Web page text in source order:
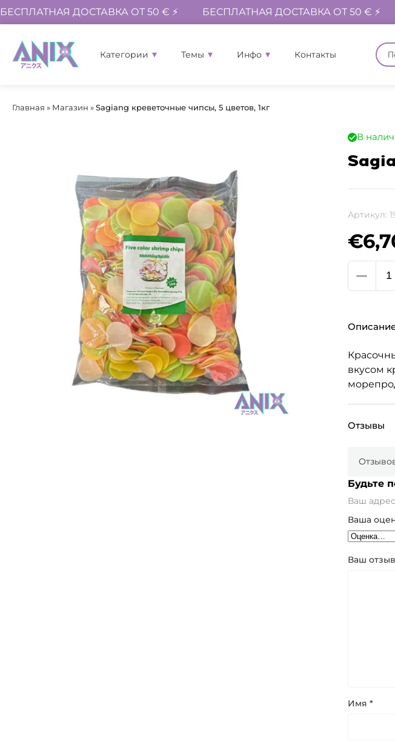
БЕСПЛАТНАЯ ДОСТАВКА ОТ 50 € ⚡ БЕСПЛАТНАЯ ДОСТАВКА ОТ 50 € ⚡
Категории Темы Инфо Контакты
Главная » Магазин »Sagiang креветочные чипсы, 5 цветов, 1кг
В
Артикул:
€
товара
чипсы,
цветов,
1кг
вкусом
Отзывы
Будьте
Ваш
Ваша
Ваш отзыв
Имя *